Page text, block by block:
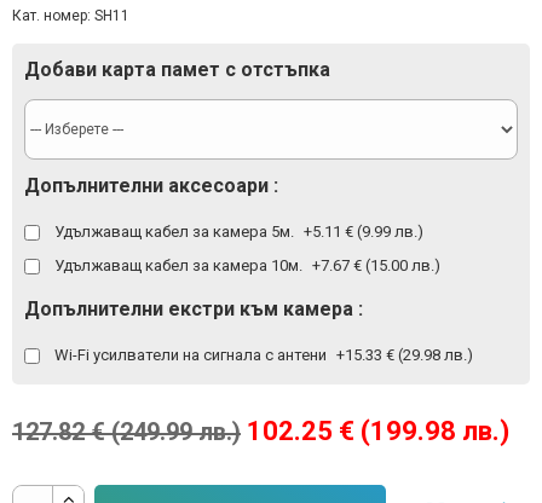
Кат. номер: SH11
102.25 € (199.98 лв.)
127.82 € (249.99 лв.)
Добави карта памет с отстъпка
Допълнителни аксесоари :
Удължаващ кабел за камера 5м.
+5.11 € (9.99 лв.)
Удължаващ кабел за камера 10м.
+7.67 € (15.00 лв.)
Допълнителни екстри към камера :
Wi-Fi усилватели на сигнала с антени +15.33 € (29.98 лв.)